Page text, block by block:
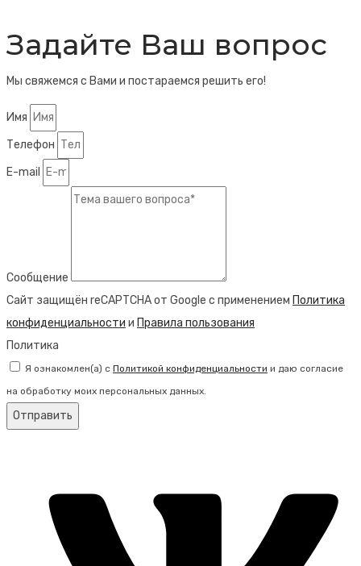
Задайте Ваш вопрос
Мы свяжемся с Вами и постараемся решить его!
Имя
Телефон
E-mail
Сообщение
Сайт защищён reCAPTCHA от Google с применением Политика
конфиденциальности и Правила пользования
Политика
Я ознакомлен(а) с Политикой конфиденциальности и даю согласие
на обработку моих персональных данных.
Отправить